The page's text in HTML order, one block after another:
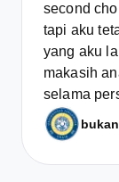
second
tapi aku
yang aku
makasih
selama